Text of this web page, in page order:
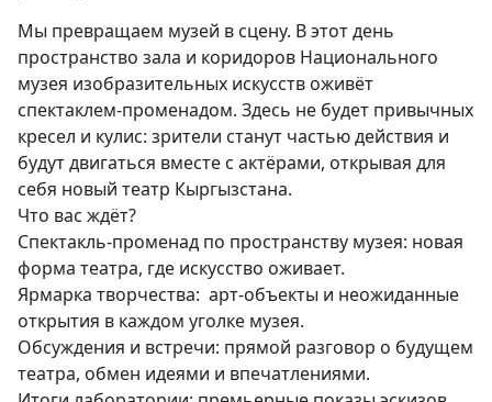
Мы превращаем музей в сцену. В этот день
пространство зала и коридоров Национального
музея изобразительных искусств оживёт
спектаклем-променадом. Здесь не будет привычных
кресел и кулис: зрители станут частью действия и
будут двигаться вместе с актёрами, открывая для
себя новый театр Кыргызстана.
Что вас ждёт?
Спектакль-променад по пространству музея: новая
форма театра, где искусство оживает.
Ярмарка творчества: арт-объекты и неожиданные
открытия в каждом уголке музея.
Обсуждения и встречи: прямой разговор о будущем
театра, обмен идеями и впечатлениями.